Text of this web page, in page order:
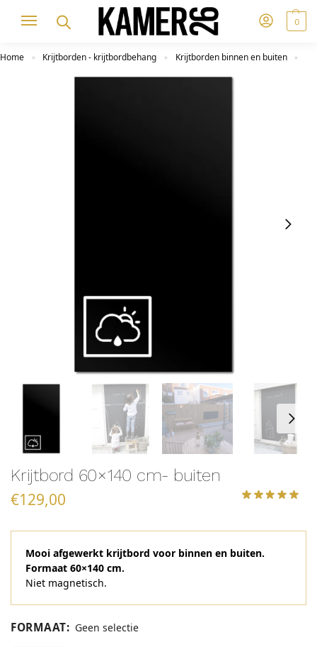
0
Home » Krijtborden - krijtbordbehang » Krijtborden binnen en buiten »
Krijtbord 60×140 cm- buiten
€129,00
Mooi afgewerkt krijtbord voor binnen en buiten.
Formaat 60×140 cm.
Niet magnetisch.
FORMAAT: Geen selectie